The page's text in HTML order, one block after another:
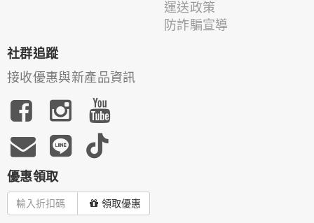
運送政策
防詐騙宣導
社群追蹤
接收優惠與新產品資訊
優惠領取
領取優惠